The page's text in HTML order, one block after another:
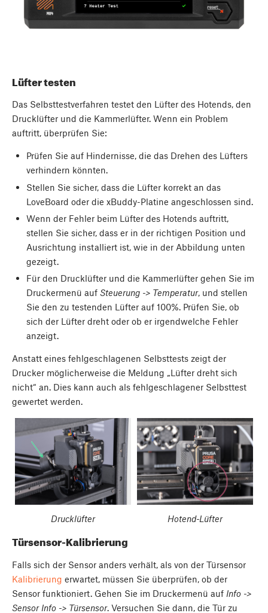
Lüfter testen
Das Selbsttestverfahren testet den Lüfter des Hotends, den
Drucklüfter und die Kammerlüfter. Wenn ein Problem
auftritt, überprüfen Sie:
Prüfen Sie auf Hindernisse, die das Drehen des Lüfters
verhindern könnten.
Stellen Sie sicher, dass die Lüfter korrekt an das
LoveBoard oder die xBuddy-Platine angeschlossen sind.
Wenn der Fehler beim Lüfter des Hotends auftritt,
stellen Sie sicher, dass er in der richtigen Position und
Ausrichtung installiert ist, wie in der Abbildung unten
gezeigt.
Für den Drucklüfter und die Kammerlüfter gehen Sie im
Druckermenü auf Steuerung -> Temperatur, und stellen
Sie den zu testenden Lüfter auf 100%. Prüfen Sie, ob
sich der Lüfter dreht oder ob er irgendwelche Fehler
anzeigt.
Anstatt eines fehlgeschlagenen Selbsttests zeigt der
Drucker möglicherweise die Meldung „Lüfter dreht sich
nicht“ an. Dies kann auch als fehlgeschlagener Selbsttest
gewertet werden.
Drucklüfter Hotend-Lüfter
Türsensor-Kalibrierung
Falls sich der Sensor anders verhält, als von der Türsensor
Kalibrierung erwartet, müssen Sie überprüfen, ob der
Sensor funktioniert. Gehen Sie im Druckermenü auf Info ->
Sensor Info -> Türsensor. Versuchen Sie dann, die Tür zu